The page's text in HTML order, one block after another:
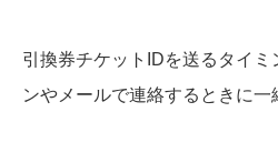
引換券チケットIDを送るタイミ
ンやメールで連絡するときに一